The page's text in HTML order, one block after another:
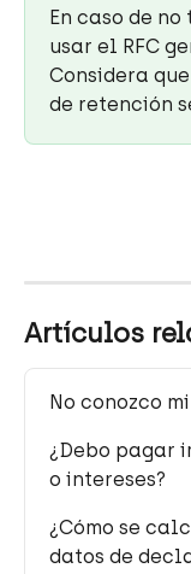
En caso de
usar el RFC
Considera
de retención
Artículos
No conozco
¿Debo pagar
o intereses?
¿Cómo se
datos de